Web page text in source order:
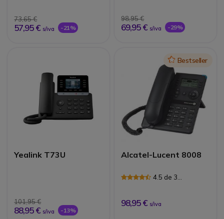
73,65 €
57,95 € s/iva -21%
98,95 €
69,95 € s/iva -29%
Yealink T73U
101,95 €
88,95 € s/iva -13%
IconBestseller
Alcatel-Lucent 8008
4.5 de 3
98,95 € s/iva